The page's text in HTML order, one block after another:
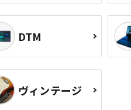
DTM
ヴィンテージ